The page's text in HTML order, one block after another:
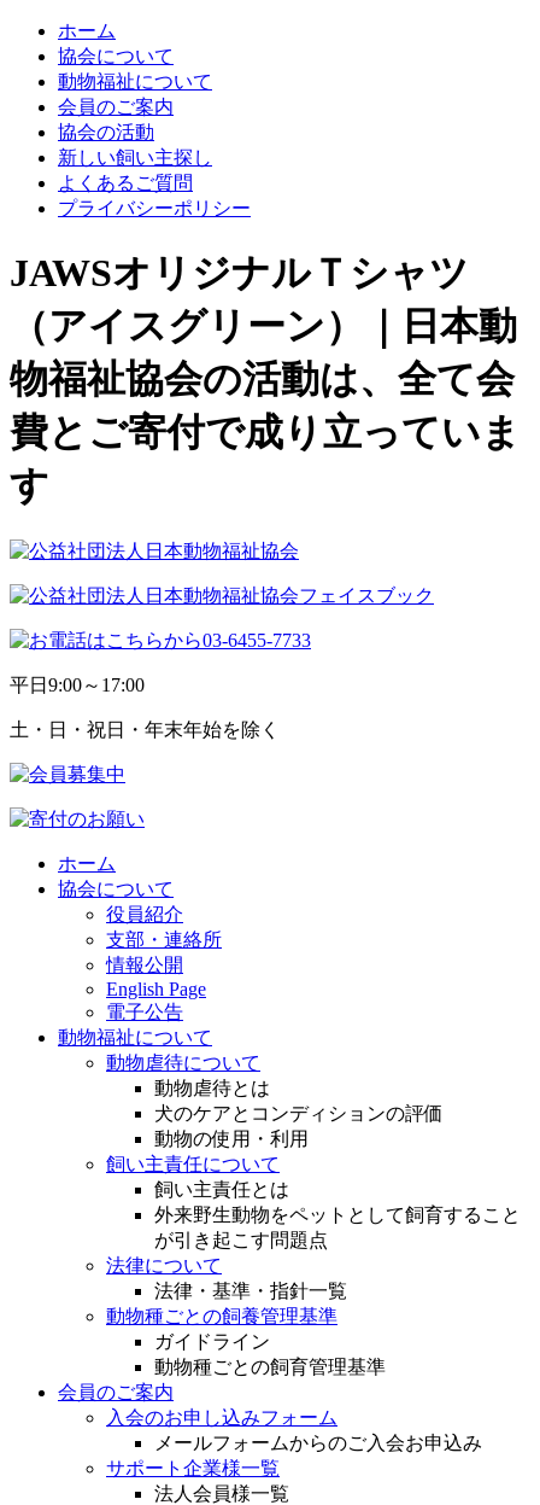
ホーム
協会について
動物福祉について
会員のご案内
協会の活動
新しい飼い主探し
よくあるご質問
プライバシーポリシー
JAWSオリジナルＴシャツ
（アイスグリーン）｜日本動
物福祉協会の活動は、全て会
費とご寄付で成り立っていま
す
平日 9:00～17:00
土・日・祝日・年末年始を除く
ホーム
協会について
役員紹介
支部・連絡所
情報公開
English Page
電子公告
動物福祉について
動物虐待について
動物虐待とは
犬のケアとコンディションの評価
動物の使用・利用
飼い主責任について
飼い主責任とは
外来野生動物をペットとして飼育すること
が引き起こす問題点
法律について
法律・基準・指針一覧
動物種ごとの飼養管理基準
ガイドライン
動物種ごとの飼育管理基準
会員のご案内
入会のお申し込みフォーム
メールフォームからのご入会お申込み
サポート企業様一覧
法人会員様一覧